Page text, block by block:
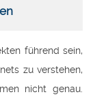
führend sein,
zu verstehen,
nicht genau.